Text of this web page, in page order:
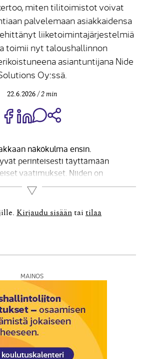
miten tilitoimistot voivat
palvelemaan asiakkaidensa
liiketoimintajärjestelmiä
toimii nyt taloushallinnon
asiantuntijana Nide
Oy:ssä.
22.6.2026 2 min
Jaa Share on Facebook
Jaa Share on LinkedIn
Jaa WhatsApp-viestinä
näkökulma ensin.
perinteisesti täyttämään
vaatimukset. Niiden on
kirjanpitoa myös asiakkaan
mitä asiakkaasi odottaa
kertoa hänelle esimerkiksi, kuinka
kehittyy tai ilmeneekö
Lue lisää
Kirjaudu sisään tai tilaa
MAINOS